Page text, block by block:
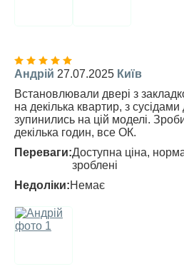
Андрій 27.07.2025 Київ
Встановлювали двері з
на декілька квартир, з
зупинились на цій моделі.
декілька годин, все ОК.
Переваги:Доступна ціна,
зроблені
Недоліки:Немає